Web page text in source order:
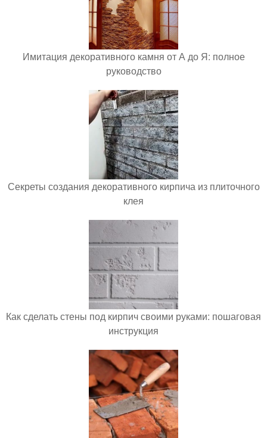
Имитация декоративного камня от А до Я: полное
руководство
Секреты создания декоративного кирпича из плиточного
клея
Как сделать стены под кирпич своими руками: пошаговая
инструкция